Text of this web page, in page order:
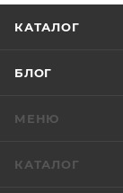
КАТАЛОГ
БЛОГ
МЕНЮ
КАТАЛОГ